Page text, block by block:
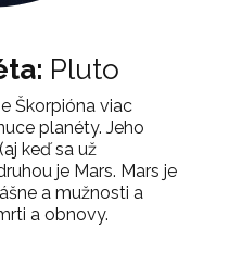
Pluto
Škorpióna viac
planéty. Jeho
keď sa už
je Mars. Mars je
a mužnosti a
a obnovy.